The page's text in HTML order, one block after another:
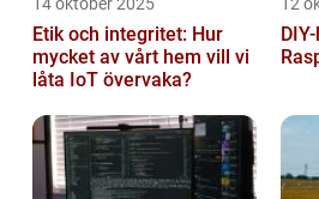
Etik och integritet: Hur
mycket av vårt hem vill vi
låta IoT övervaka?